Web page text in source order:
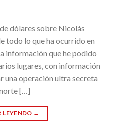
dólares sobre Nicolás
todo lo que ha ocurrido en
información que he podido
lugares, con información
una operación ultra secreta
[…]
→